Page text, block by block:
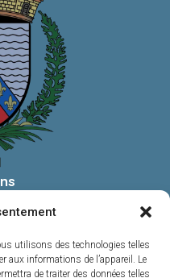
utilisons des technologies telles
aux informations de l’appareil. Le
de traiter des données telles